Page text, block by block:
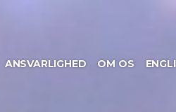
ANSVARLIGHED OM OS